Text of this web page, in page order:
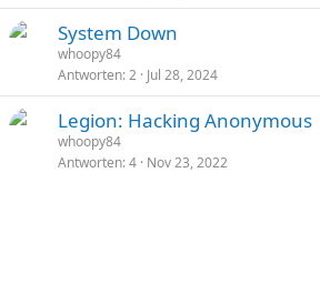
System Down
whoopy84
Antworten 2 Jul 28, 2024
Legion: Hacking Anonymous
whoopy84
Antworten 4 Nov 23, 2022